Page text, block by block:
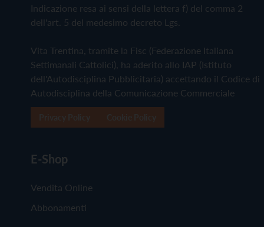
Indicazione resa ai sensi della lettera f) del comma 2
dell'art. 5 del medesimo decreto Lgs.
Vita Trentina, tramite la Fisc (Federazione Italiana
Settimanali Cattolici), ha aderito allo IAP (Istituto
dell'Autodisciplina Pubblicitaria) accettando il Codice di
Autodisciplina della Comunicazione Commerciale
E-Shop
Vendita Online
Abbonamenti